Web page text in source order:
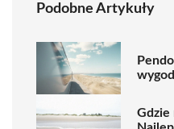
Podobne Artykuły
Gdzie